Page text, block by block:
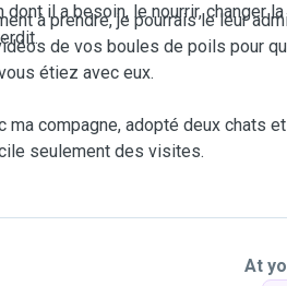
il a besoin, le nourrir, changer
à prendre, je pourrais le leur
de vos boules de poils pour
étiez avec eux.
ma compagne, adopté deux chats
seulement des visites.
At